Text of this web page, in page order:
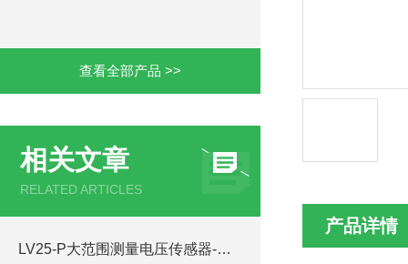
查看全部产品 >>
相关文章
RELATED ARTICLES
LV25-P大范围测量电压传感器-西安浩南电子科技
产品详情